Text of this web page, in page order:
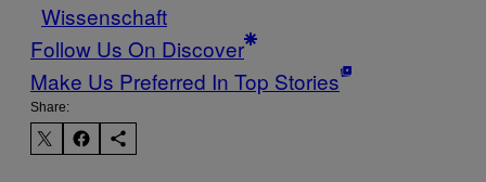
Wissenschaft
Follow Us On Discover
Make Us Preferred In Top Stories
Share: